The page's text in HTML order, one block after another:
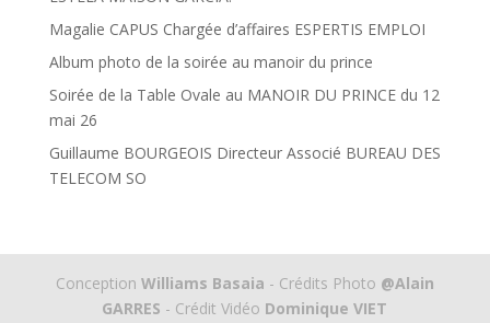
Magalie CAPUS Chargée d’affaires ESPERTIS EMPLOI
Album photo de la soirée au manoir du prince
Soirée de la Table Ovale au MANOIR DU PRINCE du 12
mai 26
Guillaume BOURGEOIS Directeur Associé BUREAU DES
TELECOM SO
Conception Williams Basaia - Crédits Photo @Alain
GARRES - Crédit Vidéo Dominique VIET